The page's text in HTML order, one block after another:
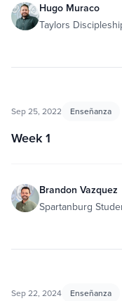
Hugo Muraco
Taylors
Sep 25, 2022 Enseñanza
Week 1
Brandon Vazquez
Spartanburg
Sep 22, 2024 Enseñanza